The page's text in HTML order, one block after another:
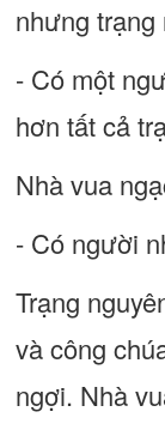
nhưng trạng
- Có một
hơn tất cả
Nhà vua
- Có người
Trạng
và công
ngợi. Nhà